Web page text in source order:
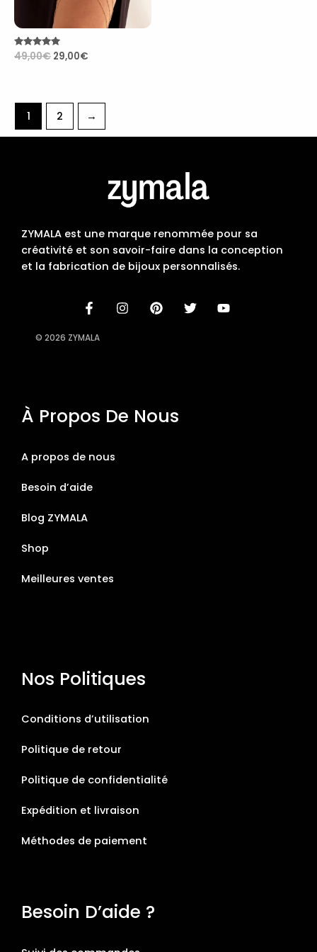
Note
4.83
49,00€ 29,00€
1 2 →
ZYMALA est une marque renommée pour sa
créativité et son savoir-faire dans la conception
et la fabrication de bijoux personnalisés.
© 2026 ZYMALA
À Propos De Nous
A propos de nous
Besoin d’aide
Blog ZYMALA
Shop
Meilleures ventes
Nos Politiques
Conditions d’utilisation
Politique de retour
Politique de confidentialité
Expédition et livraison
Méthodes de paiement
Besoin D’aide ?